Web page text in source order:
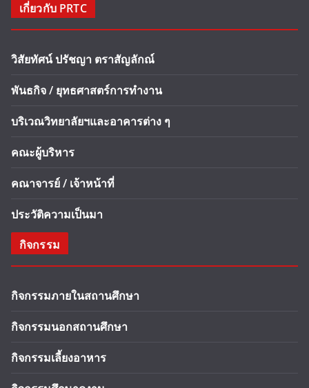
เกี่ยวกับ PRTC
วิสัยทัศน์ ปรัชญา ตราสัญลักณ์
พันธกิจ / ยุทธศาสตร์การทำงาน
บริเวณวิทยาลัยฯและอาคารต่าง ๆ
คณะผู้บริหาร
คณาจารย์ / เจ้าหน้าที่
ประวัติความเป็นมา
กิจกรรม
กิจกรรมภายในสถานศึกษา
กิจกรรมนอกสถานศึกษา
กิจกรรมเลี้ยงอาหาร